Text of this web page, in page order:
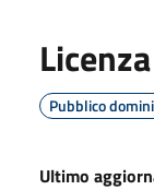
Pubblico
Ultimo